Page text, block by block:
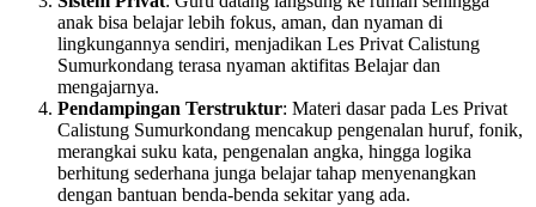
anak bisa belajar lebih fokus, aman, dan nyaman di
lingkungannya sendiri, menjadikan Les Privat Calistung
Sumurkondang terasa nyaman aktifitas Belajar dan
mengajarnya.
Pendampingan Terstruktur: Materi dasar pada Les Privat
Calistung Sumurkondang mencakup pengenalan huruf, fonik,
merangkai suku kata, pengenalan angka, hingga logika
berhitung sederhana junga belajar tahap menyenangkan
dengan bantuan benda-benda sekitar yang ada.